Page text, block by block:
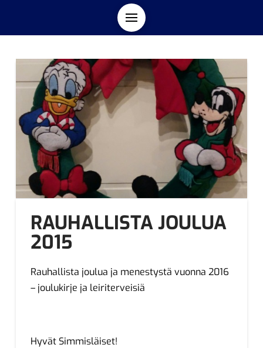
RAUHALLISTA JOULUA
2015
Rauhallista joulua ja menestystä vuonna 2016
– joulukirje ja leiriterveisiä
Hyvät Simmisläiset!